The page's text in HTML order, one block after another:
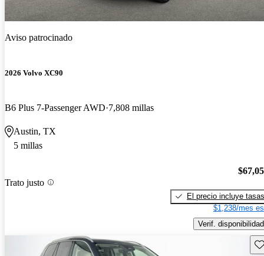
Aviso patrocinado
2026 Volvo XC90
B6 Plus 7-Passenger AWD 7,808 millas
Austin, TX
5 millas
Trato justo
El precio incluye tasas
$1,238/mes
Verif. disponibilidad